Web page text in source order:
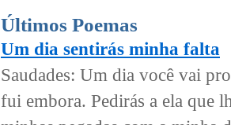
Últimos Poemas
Um dia sentirás minha falta
Saudades: Um dia você vai
fui embora. Pedirás a ela que